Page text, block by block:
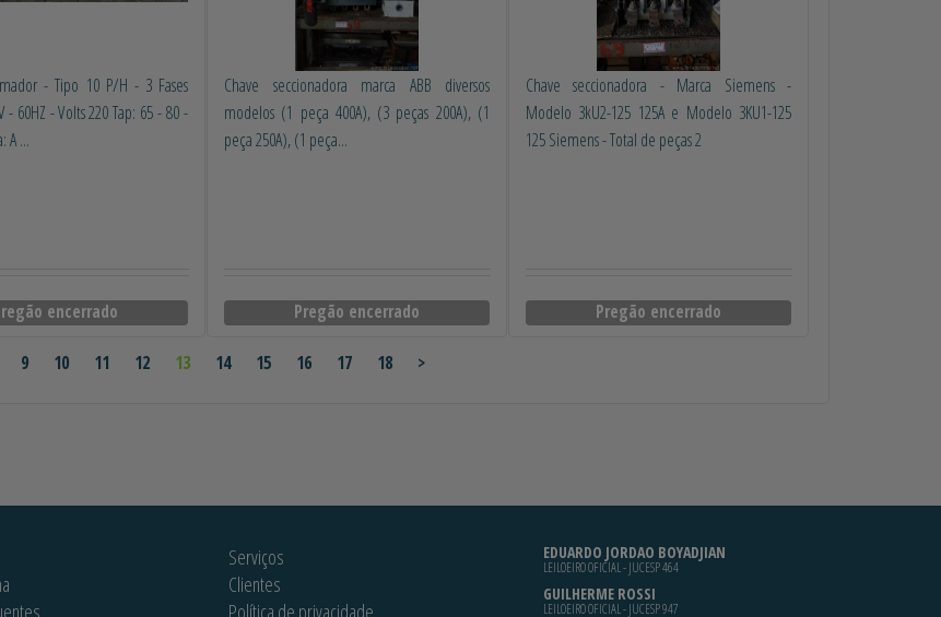
- Tipo 10 P/H - 3 Fases
- 60HZ - Volts 220 Tap: 65 - 80 -
A ...
encerrado
Chave seccionadora marca ABB diversos
modelos (1 peça 400A), (3 peças 200A), (1
peça 250A), (1 peça...
Pregão encerrado
Chave seccionadora - Marca Siemens -
Modelo 3kU2-125 125A e Modelo 3KU1-125
125 Siemens - Total de peças 2
Pregão encerrado
9 10 11 12 13 14 15 16 17 18 >
Serviços
Clientes
Política de privacidade
EDUARDO JORDAO BOYADJIAN
LEILOEIRO OFICIAL - JUCESP 464
GUILHERME ROSSI
LEILOEIRO OFICIAL - JUCESP 947